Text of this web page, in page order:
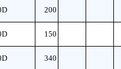
200
150
340